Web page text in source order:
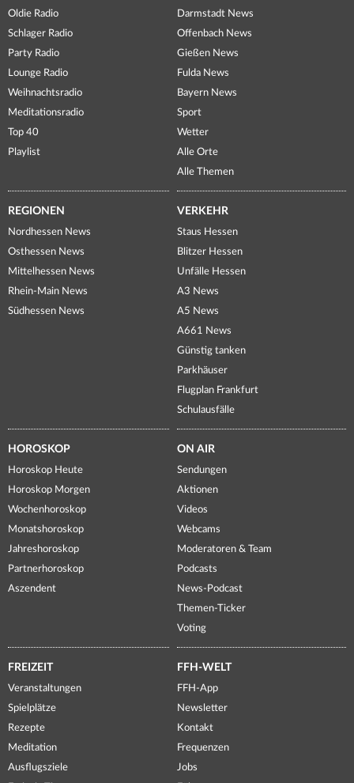
Oldie Radio
Schlager Radio
Party Radio
Lounge Radio
Weihnachtsradio
Meditationsradio
Top 40
Playlist
Darmstadt News
Offenbach News
Gießen News
Fulda News
Bayern News
Sport
Wetter
Alle Orte
Alle Themen
REGIONEN
Nordhessen News
Osthessen News
Mittelhessen News
Rhein-Main News
Südhessen News
VERKEHR
Staus Hessen
Blitzer Hessen
Unfälle Hessen
A3 News
A5 News
A661 News
Günstig tanken
Parkhäuser
Flugplan Frankfurt
Schulausfälle
HOROSKOP
Horoskop Heute
Horoskop Morgen
Wochenhoroskop
Monatshoroskop
Jahreshoroskop
Partnerhoroskop
Aszendent
ON AIR
Sendungen
Aktionen
Videos
Webcams
Moderatoren & Team
Podcasts
News-Podcast
Themen-Ticker
Voting
FREIZEIT
Veranstaltungen
Spielplätze
Rezepte
Meditation
Ausflugsziele
FFH-WELT
FFH-App
Newsletter
Kontakt
Frequenzen
Jobs